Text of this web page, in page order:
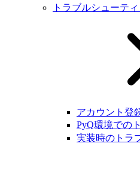
トラブルシューテ
アカウント登
PyQ環境での
実装時のトラ